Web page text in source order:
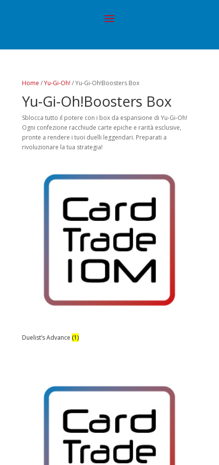
Home /Yu-Gi-Oh! / Yu-Gi-Oh!Boosters Box
Yu-Gi-Oh!Boosters Box
Sblocca tutto il potere con i box da espansione di Yu-Gi-Oh!
Ogni confezione racchiude carte epiche e rarità esclusive,
pronte a rendere i tuoi duelli leggendari. Preparati a
rivoluzionare la tua strategia!
Duelist’s Advance (1)